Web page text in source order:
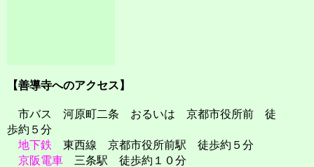
【善導寺へのアクセス】
市バス 河原町二条 おるいは 京都市役所前 徒
歩約５分
地下鉄 東西線 京都市役所前駅 徒歩約５分
京阪電車 三条駅 徒歩約１０分